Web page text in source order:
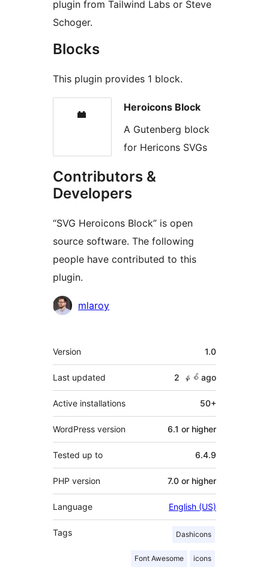
plugin from Tailwind Labs or Steve
Schoger.
Blocks
This plugin provides 1 block.
Heroicons Block
A Gutenberg block
for Hericons SVGs
Contributors &
Developers
“SVG Heroicons Block” is open
source software. The following
people have contributed to this
plugin.
Contributors
mlaroy
Meta
Version 1.0
Last updated 2 နှစ် ago
Active installations 50+
WordPress version 6.1 or higher
Tested up to 6.4.9
PHP version 7.0 or higher
Language English (US)
Tags Dashicons
Font Awesome icons